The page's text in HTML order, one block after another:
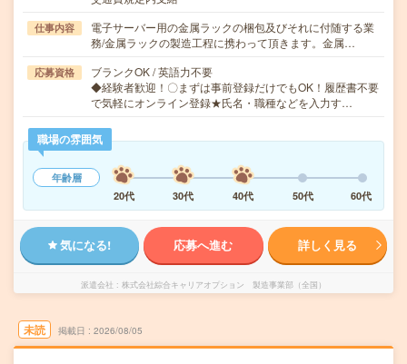
仕事内容
電子サーバー用の金属ラックの梱包及びそれに付随する業
務/金属ラックの製造工程に携わって頂きます。金属…
応募資格
ブランクOK / 英語力不要
◆経験者歓迎！〇まずは事前登録だけでもOK！履歴書不要
で気軽にオンライン登録★氏名・職種などを入力す…
職場の雰囲気
年齢層
20代
30代 40代 50代 60代
気になる! 応募へ進む 詳しく見る
派遣会社 株式会社綜合キャリアオプション 製造事業部（全国）
未読 掲載日 2026/08/05